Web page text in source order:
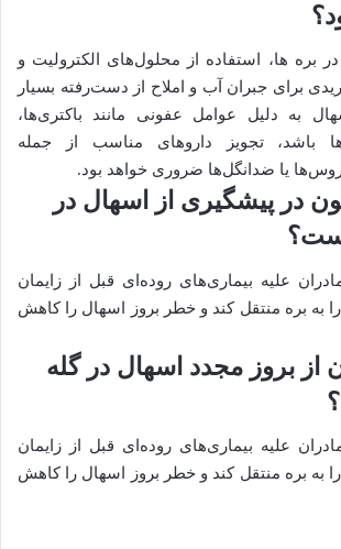
بره ها، استفاده از محلول‌های الکترولیت و
برای جبران آب و املاح از دست‌رفته بسیار
به دلیل عوامل عفونی مانند باکتری‌ها،
باشد، تجویز داروهای مناسب از جمله
یا ضدانگل‌ها ضروری خواهد بود.
در پیشگیری از اسهال در
علیه بیماری‌های روده‌ای قبل از زایمان
را به بره منتقل کند و خطر بروز اسهال را کاهش
از بروز مجدد اسهال در گله
علیه بیماری‌های روده‌ای قبل از زایمان
را به بره منتقل کند و خطر بروز اسهال را کاهش